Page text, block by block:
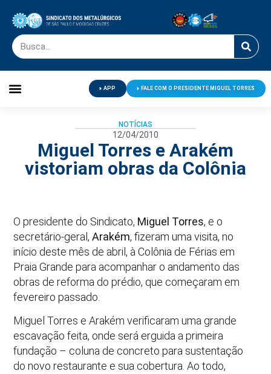
APP FALE COM O PRESIDENTE MIGUEL TORRES
NOTÍCIAS
12/04/2010
Miguel Torres e Arakém
vistoriam obras da Colônia
O presidente do Sindicato, Miguel Torres, e o
secretário-geral,Arakém, fizeram uma visita, no
início deste mês de abril, à Colônia de Férias em
Praia Grande para acompanhar o andamento das
obras de reforma do prédio, que começaram em
fevereiro passado.
Miguel Torres e Arakém verificaram uma grande
escavação feita, onde será erguida a primeira
fundação – coluna de concreto para sustentação
do novo restaurante e sua cobertura. Ao todo,